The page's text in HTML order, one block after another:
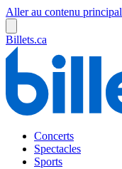
Aller au contenu principal
Billets.ca
Concerts
Spectacles
Sports